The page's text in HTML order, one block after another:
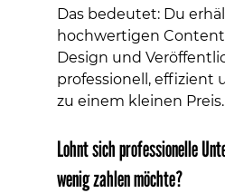
Das bedeutet: Du
hochwertigen
Design und
professionell, effizient
zu einem kleinen Preis.
Lohnt sich professionelle
wenig zahlen möchte?